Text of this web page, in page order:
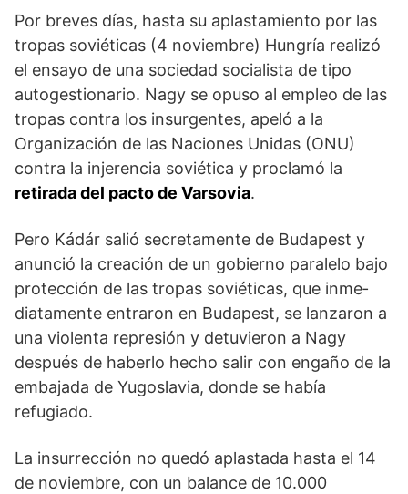
Por breves días, hasta su aplastamiento por las
tropas soviéticas (4 noviem­bre) Hungría realizó
el ensayo de una sociedad socialista de tipo
autogestionario. Nagy se opuso al empleo de las
tropas contra los insurgentes, apeló a la
Organización de las Nacio­nes Unidas (ONU)
contra la injerencia soviética y proclamó la
retirada del pacto de Varsovia.
Pero Kádár salió secreta­mente de Budapest y
anunció la creación de un gobierno paralelo bajo
protección de las tropas soviéticas, que inme­
diatamente entraron en Budapest, se lanzaron a
una violenta represión y detuvieron a Nagy
después de haberlo hecho salir con engaño de la
embajada de Yugoslavia, donde se había
refugiado.
La insurrección no quedó aplastada hasta el 14
de noviembre, con un balance de 10.000